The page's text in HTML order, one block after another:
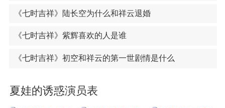
《七时吉祥》陆长空为什么和祥云退婚
《七时吉祥》紫辉喜欢的人是谁
《七时吉祥》初空和祥云的第一世剧情是什么
夏娃的诱惑演员表